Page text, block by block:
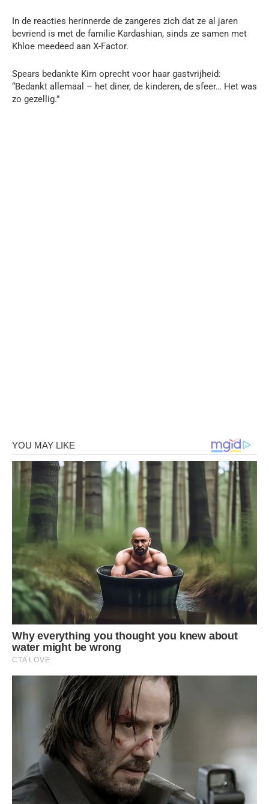
In de reacties herinnerde de zangeres zich dat ze al jaren
bevriend is met de familie Kardashian, sinds ze samen met
Khloe meedeed aan X-Factor.
Spears bedankte Kim oprecht voor haar gastvrijheid:
“Bedankt allemaal – het diner, de kinderen, de sfeer… Het was
zo gezellig.”